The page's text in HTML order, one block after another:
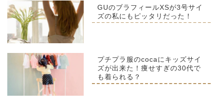
GUのブラフィールXSが3号サイ
ズの私にもピッタリだった！
プチプラ服のcocaにキッズサイ
ズが出来た！痩せすぎの30代で
も着られる？